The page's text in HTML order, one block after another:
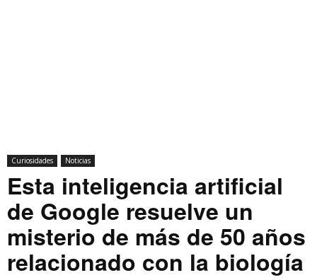
Curiosidades Noticias
Esta inteligencia artificial
de Google resuelve un
misterio de más de 50 años
relacionado con la biología